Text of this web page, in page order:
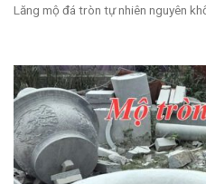
Lăng mộ đá tròn tự nhiên nguyên